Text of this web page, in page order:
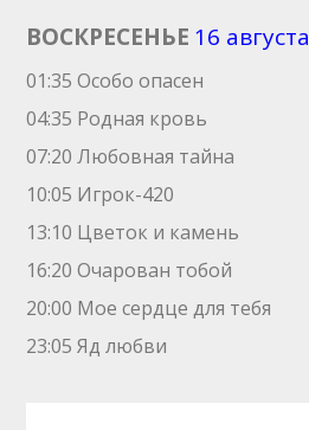
ВОСКРЕСЕНЬЕ 16 августа
01:35 Особо опасен
04:35 Родная кровь
07:20 Любовная тайна
10:05 Игрок-420
13:10 Цветок и камень
16:20 Очарован тобой
20:00 Мое сердце для тебя
23:05 Яд любви